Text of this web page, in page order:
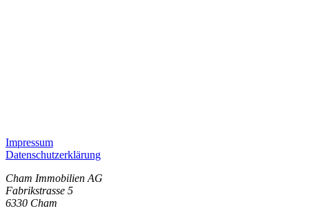
Impressum
Datenschutzerklärung
Cham Immobilien AG
Fabrikstrasse 5
6330 Cham